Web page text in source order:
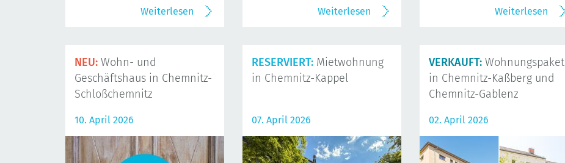
Weiterlesen Weiterlesen Weiterlesen
NEU: Wohn- und
Geschäftshaus in Chemnitz-
Schloßchemnitz
10. April 2026
RESERVIERT: Mietwohnung
in Chemnitz-Kappel
07. April 2026
VERKAUFT: Wohnungspaket
in Chemnitz-Kaßberg und
Chemnitz-Gablenz
02. April 2026